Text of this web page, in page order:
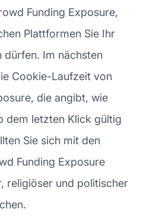
Funding Exposure,
Plattformen Sie Ihr
dürfen. Im nächsten
Cookie-Laufzeit von
die angibt, wie
dem letzten Klick gültig
Sie sich mit den
Funding Exposure
religiöser und politischer